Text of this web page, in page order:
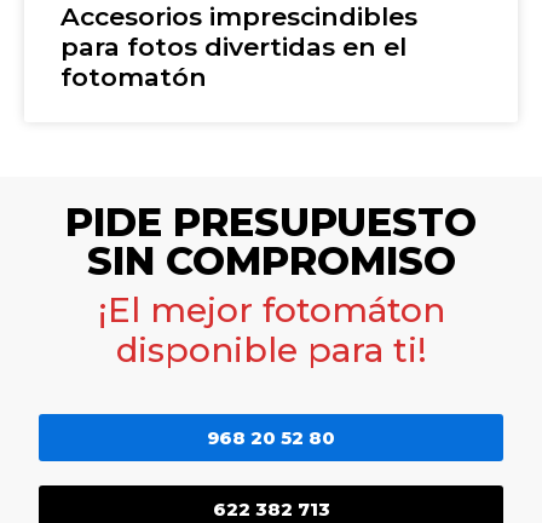
Accesorios imprescindibles
para fotos divertidas en el
fotomatón
PIDE PRESUPUESTO
SIN COMPROMISO
¡El mejor fotomáton
disponible para ti!
622 382 713
968 20 52 80